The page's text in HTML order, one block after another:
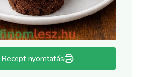
Recept nyomtatás